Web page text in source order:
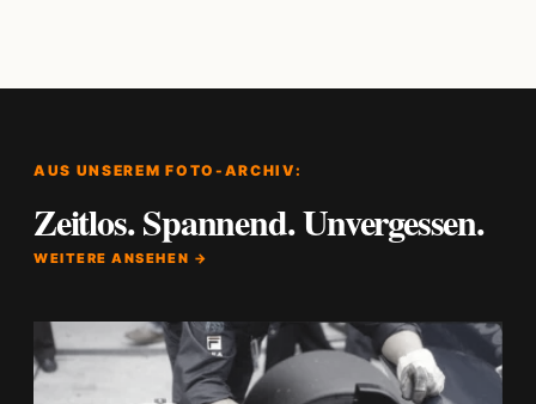
AUS UNSEREM FOTO-ARCHIV:
Zeitlos. Spannend. Unvergessen.
WEITERE ANSEHEN →